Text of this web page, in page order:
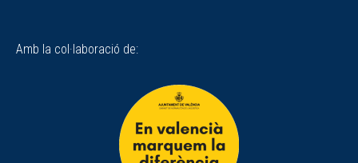
Amb la col·laboració de: